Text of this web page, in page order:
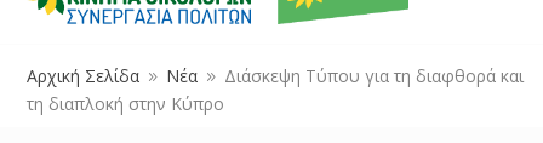
Αρχική Σελίδα 9 Νέα 9 Διάσκεψη Τύπου για τη διαφθορά και
τη διαπλοκή στην Κύπρο